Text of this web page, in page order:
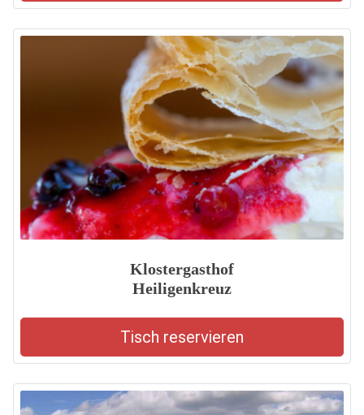
Klostergasthof
Heiligenkreuz
Tisch reservieren